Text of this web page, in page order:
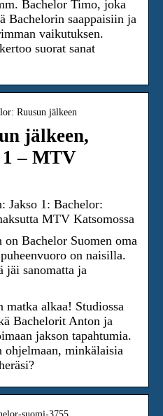
Bachelor Timo, joka
Bachelorin saappaisiin ja
vaikutuksen.
suorat sanat
Ruusun jälkeen
jälkeen,
1 – MTV
Jakso 1: Bachelor:
MTV Katsomossa
Bachelor Suomen oma
on naisilla.
jäi sanomatta ja
matka alkaa! Studiossa
Bachelorit Anton ja
jakson tapahtumia.
minkälaisia